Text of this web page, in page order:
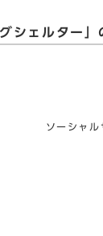
シェルター
ソーシャ